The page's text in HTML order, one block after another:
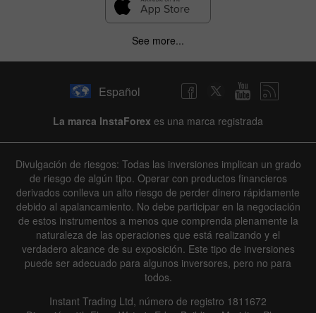
See more...
Español
La marca InstaForex es una marca registrada
Divulgación de riesgos: Todas las inversiones implican un grado
de riesgo de algún tipo. Operar con productos financieros
derivados conlleva un alto riesgo de perder dinero rápidamente
debido al apalancamiento. No debe participar en la negociación
de estos instrumentos a menos que comprenda plenamente la
naturaleza de las operaciones que está realizando y el
verdadero alcance de su exposición. Este tipo de inversiones
puede ser adecuado para algunos inversores, pero no para
todos.
Instant Trading Ltd, número de registro 1811672